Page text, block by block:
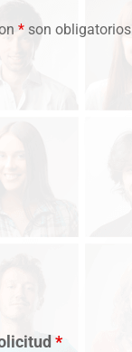
* son obligatorios
*